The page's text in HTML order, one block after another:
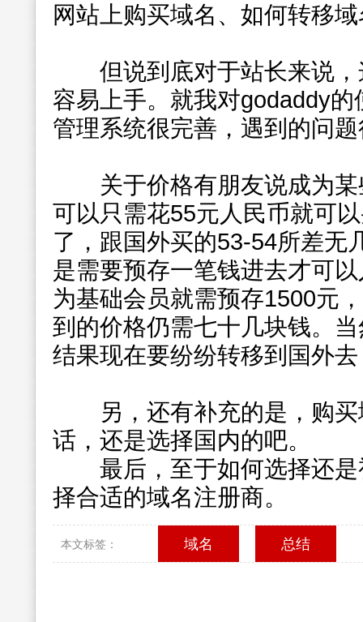
网站上购买域名、如何转移
但说到底对于站长来说，
容易上手。就我对godaddy
管理系统很完善，遇到的问
关于价格有朋友说成为某
可以只需花55元人民币就可
了，跟国外买的53-54所差无
是需要预存一笔钱进去才可
为基础会员就需预存1500元
到的价格仍需七十几块钱。
结果现在要纷纷转移到国外
另，还有补充的是，购买
话，还是选择国内的吧。
最后，至于如何选择还是
择合适的域名注册商。
本文标签： 域名 总结